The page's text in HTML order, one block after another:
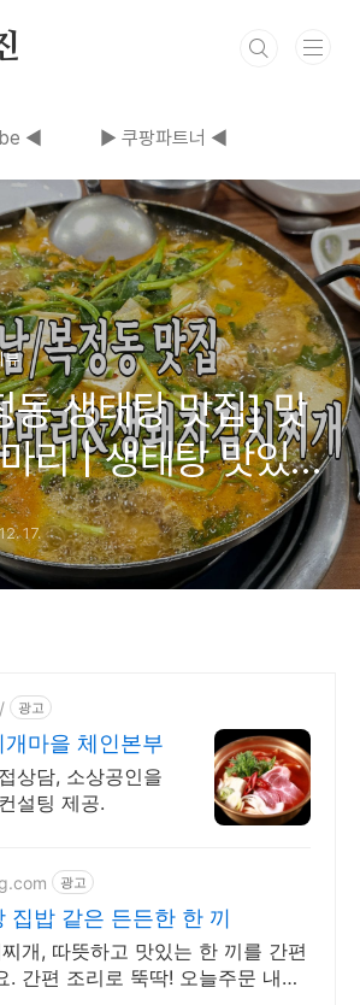
◀ ▶ 쿠팡파트너 ◀
뷰
동 생태탕 맛집] 맛
리 | 생태탕 맛있게
17.
광고
마을 체인본부
상담, 소상공인을
설팅 제공.
광고
집밥 같은 든든한 한 끼
개, 따뜻하고 맛있는 한 끼를 간편
. 간편 조리로 뚝딱! 오늘주문 내일